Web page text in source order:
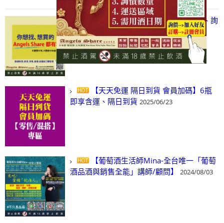
【凡酒問Angels Share】線上選酒、詢
(尋)酒、詢價、零售、批發，看這裡!
2024/03/01
【天天免運 隔日到貨 會員加碼】6瓶
即享含運、隔日到貨 2025/06/23
【葡萄酒生活師Mina-全台唯一「葡萄
酒品酒與銷售全能」講師/顧問】
2024/08/03